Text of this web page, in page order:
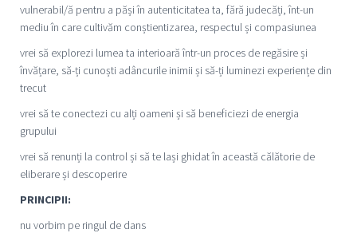
vulnerabil/ă pentru a păși în autenticitatea ta, fără judecăți, înt-un
mediu în care cultivăm conștientizarea, respectul și compasiunea
vrei să explorezi lumea ta interioară într-un proces de regăsire și
învățare, să-ți cunoști adâncurile inimii și să-ți luminezi experiențe din
trecut
vrei să te conectezi cu alți oameni și să beneficiezi de energia
grupului
vrei să renunți la control și să te lași ghidat în această călătorie de
eliberare și descoperire
PRINCIPII:
nu vorbim pe ringul de dans